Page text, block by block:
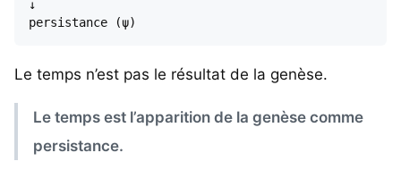
↓
Le temps n’est pas le résultat de la genèse.
Le temps est l’apparition de la genèse comme
persistance.